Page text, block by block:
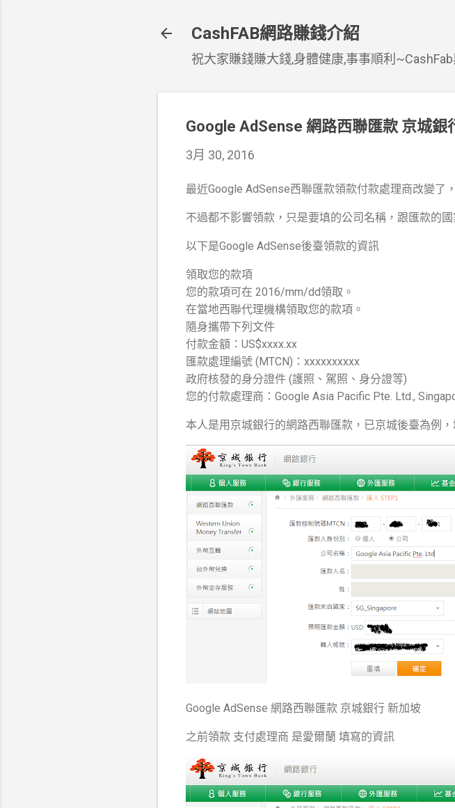
CashFAB網路賺錢介紹
祝大家賺錢賺大錢,身體健康,事事順利
Google AdSense 網路西聯匯款 京城銀
3月 30, 2016
最近Google AdSense西聯匯款領款付款處理商改變了
不過都不影響領款，只是要填的公司名稱，跟匯款的國
以下是Google AdSense後臺領款的資訊
領取您的款項
您的款項可在 2016/mm/dd領取。
在當地西聯代理機構領取您的款項。
隨身攜帶下列文件
付款金額：US$xxxx.xx
匯款處理編號 (MTCN)：xxxxxxxxxx
政府核發的身分證件 (護照、駕照、身分證等)
您的付款處理商：Google Asia Pacific Pte. Ltd.,
本人是用京城銀行的網路西聯匯款，已京城後臺為例
Google AdSense 網路西聯匯款 京城銀行 新加坡
之前領款 支付處理商 是愛爾蘭 填寫的資訊